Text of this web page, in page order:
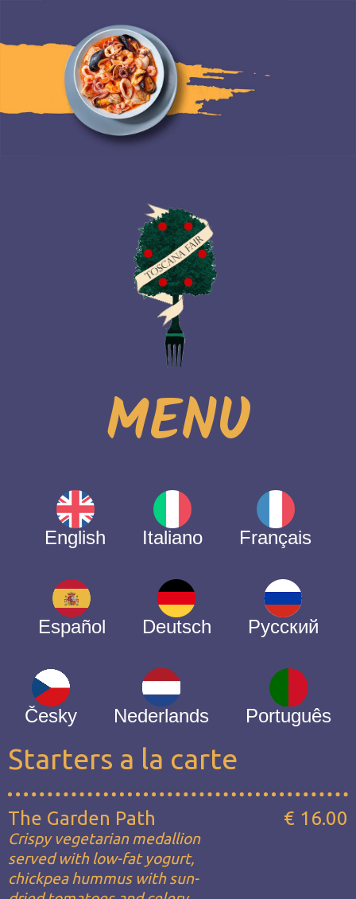
MENU
English Italiano Français
Español Deutsch Русский
Česky Nederlands Português
Starters a la carte
The Garden Path
Crispy vegetarian medallion
served with low-fat yogurt,
chickpea hummus with sun-
€ 16.00